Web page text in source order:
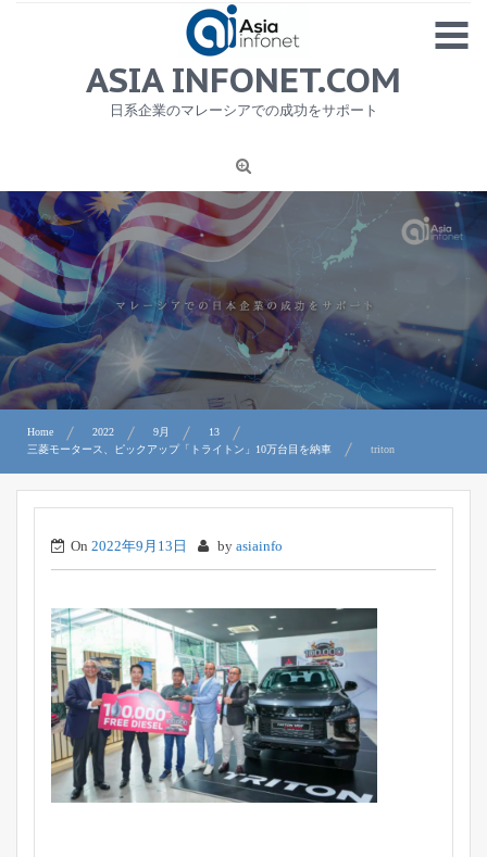
MENU
1
ニュース
労務サービス
プライバシーポリシー及び著作権について
お問合せ
ASIA INFONET.COM
日系企業のマレーシアでの成功をサポート
Home 2022 9月
13
三菱モータース、ピックアップ「トライトン」10万台目を納車
triton
On 2022年9月13日 by asiainfo